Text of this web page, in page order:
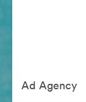
Ad Agency